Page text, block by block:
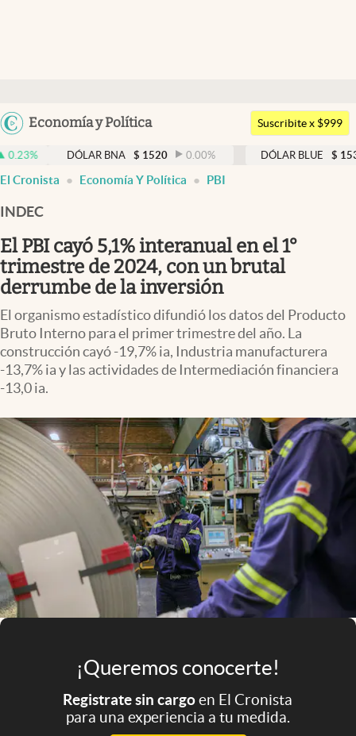
Argentina
Uruguay
Economía y Política
Members
Economía y Política
Finanzas y Mercados
Mercados Online
Negocios
Columnistas
Apertura
Infotechnology
Clase
Clima
Mundial 2026
Eventos Corporativos
Mediakit
abre en nueva pestaña
Argentina
Suscribite x $999
DÓLAR BNA $ 1520 0.00% DÓLAR BLUE $ 1530 -0.65
El Cronista Economía Y Política PBI
INDEC
El PBI cayó 5,1% interanual en el 1°
trimestre de 2024, con un brutal
derrumbe de la inversión
El organismo estadístico difundió los datos del Producto
Bruto Interno para el primer trimestre del año. La
construcción cayó -19,7% ia, Industria manufacturera
-13,7% ia y las actividades de Intermediación financiera
-13,0 ia.
¡Queremos conocerte!
Registrate sin cargoen El Cronista
para una experiencia a tu medida.